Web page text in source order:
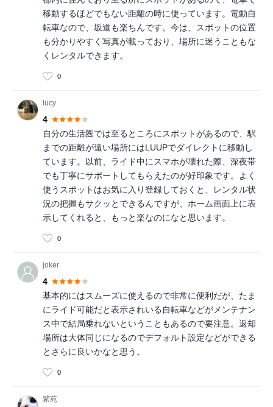
移動するほどでもない距離の時に使っています。電動自
転車なので、坂道も楽ちんです。今は、スポットの位置
も分かりやすく写真が載っており、場所に迷うこともな
くレンタルできます。
0
lucy
4
自分の生活圏では至るところにスポットがあるので、駅
までの距離が遠い場所にはLUUPでダイレクトに移動し
ています。以前、ライド中にスマホが壊れた際、深夜帯
でも丁寧にサポートしてもらえたのが好印象です。よく
使うスポットはお気に入り登録しておくと、レンタル状
況の把握もサクッとできるんですが、ホーム画面上に表
示してくれると、もっと楽なのになと思います。
0
joker
4
基本的にはスムーズに使えるので非常に便利だが、たま
にライド可能だと表示されいる自転車などがメンテナン
ス中で結局乗れないということもあるので要注意。返却
場所は大体同じになるのでデフォルト設定などができる
とさらに良いかなと思う。
0
紫苑